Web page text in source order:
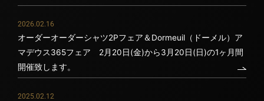
2026.02.16
オーダーオーダーシャツ2Pフェア＆Dormeuil（ドーメル）ア
マデウス365フェア 2月20日(金)から3月20日(日)の1ヶ月間
開催致します。
2025.02.12